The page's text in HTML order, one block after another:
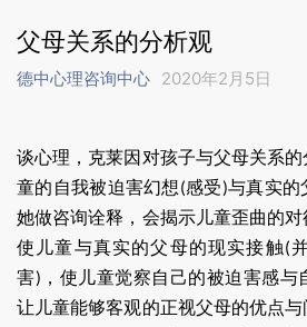
父母关系的分析观
德中心理咨询中心 2020年2月5日
谈心理，克莱因对孩子与父母关系
童的自我被迫害幻想(感受)与真实的
她做咨询诠释，会揭示儿童歪曲的对
使儿童与真实的父母的现实接触(
害) ，使儿童觉察自己的被迫害感
让儿童能够客观的正视父母的优点